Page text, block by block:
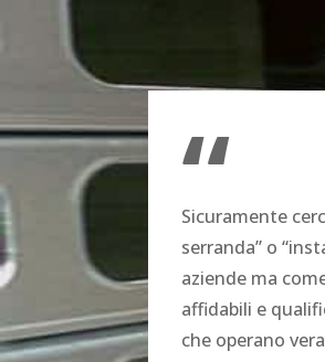
“
Sicuramente
serranda” o
aziende ma
affidabili e
che operano